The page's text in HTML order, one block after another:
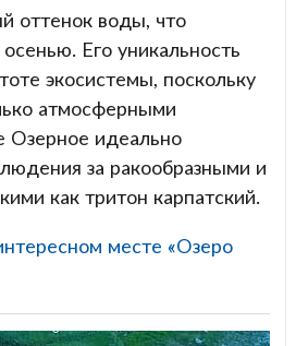
оттенок воды, что
Его уникальность
экосистемы, поскольку
атмосферными
Озерное идеально
за ракообразными и
как тритон карпатский.
месте «Озеро